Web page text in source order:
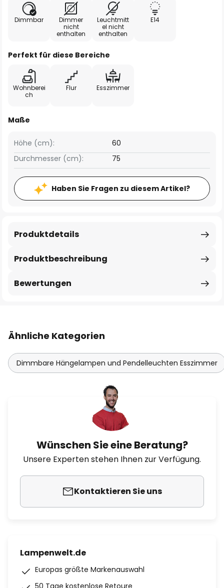
Dimmbar
Dimmer
nicht
enthalten
Leuchtmitt
el nicht
enthalten
E14
Perfekt für diese Bereiche
Wohnberei
ch
Flur Esszimmer
Maße
Höhe (cm):
60
Durchmesser (cm):
75
Haben Sie Fragen zu diesem Artikel?
Produktbeschreibung
Produktdetails
Bewertungen
Ähnliche Kategorien
Dimmbare Hängelampen und Pendelleuchten Esszimmer
Wünschen Sie eine Beratung?
Unsere Experten stehen Ihnen zur Verfügung.
Kontaktieren Sie uns
Lampenwelt.de
Europas größte Markenauswahl
50 Tage kostenlose Retoure